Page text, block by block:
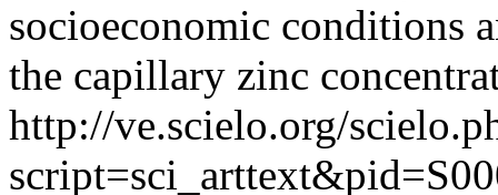
socioeconomic conditions
the capillary zinc
http://ve.scielo.org/